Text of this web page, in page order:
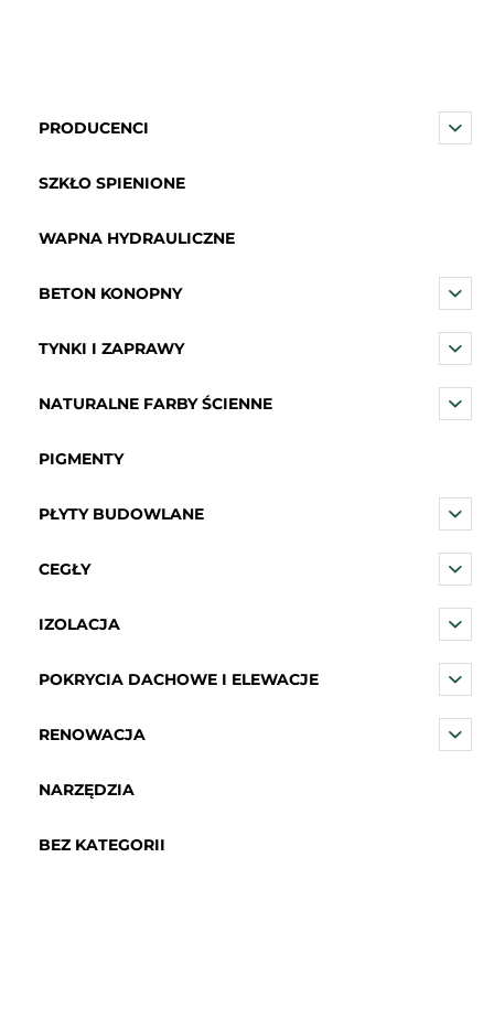
PRODUCENCI
SZKŁO SPIENIONE
WAPNA HYDRAULICZNE
BETON KONOPNY
TYNKI I ZAPRAWY
NATURALNE FARBY ŚCIENNE
PIGMENTY
PŁYTY BUDOWLANE
CEGŁY
IZOLACJA
POKRYCIA DACHOWE I ELEWACJE
RENOWACJA
NARZĘDZIA
BEZ KATEGORII